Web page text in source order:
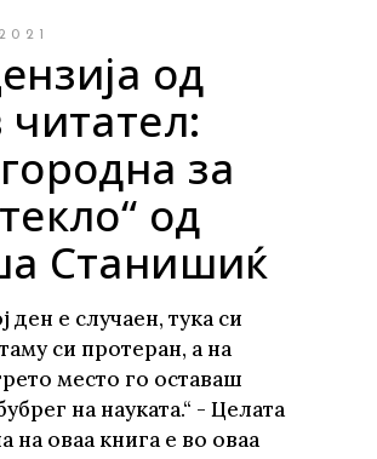
од
читател:
за
од
Станишиќ
ден е случаен, тука си
си протеран, а на
место го оставаш
на науката.“ - Целата
на оваа книга е во оваа